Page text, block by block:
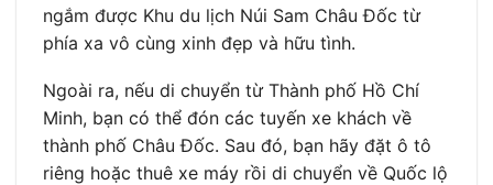
ngắm được Khu du lịch Núi Sam Châu Đốc từ
phía xa vô cùng xinh đẹp và hữu tình.
Ngoài ra, nếu di chuyển từ Thành phố Hồ Chí
Minh, bạn có thể đón các tuyến xe khách về
thành phố Châu Đốc. Sau đó, bạn hãy đặt ô tô
riêng hoặc thuê xe máy rồi di chuyển về Quốc lộ